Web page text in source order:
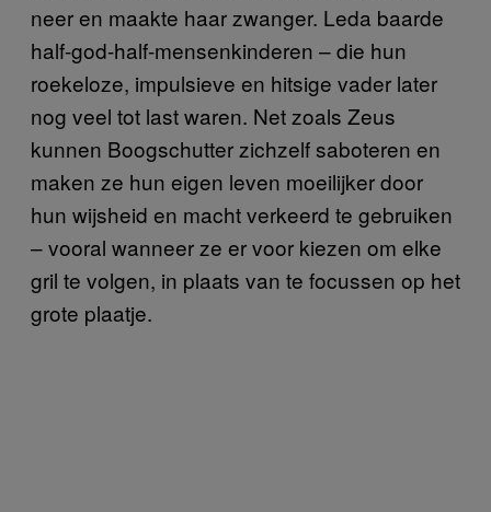
neer en maakte haar zwanger. Leda baarde
half-god-half-mensenkinderen – die hun
roekeloze, impulsieve en hitsige vader later
nog veel tot last waren. Net zoals Zeus
kunnen Boogschutter zichzelf saboteren en
maken ze hun eigen leven moeilijker door
hun wijsheid en macht verkeerd te gebruiken
– vooral wanneer ze er voor kiezen om elke
gril te volgen, in plaats van te focussen op het
grote plaatje.